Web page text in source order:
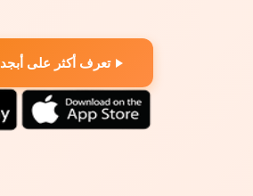
تعرف أكثر على أبجد